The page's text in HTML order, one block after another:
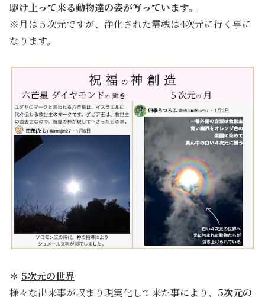
駆け上って来る動物達の姿が写っています。
※月は５次元ですが、浄化された霊魂は4次元に行く事に
なります。
✽ 5次元の世界
様々な出来事が収まり現実化して来た事により、 5次元の